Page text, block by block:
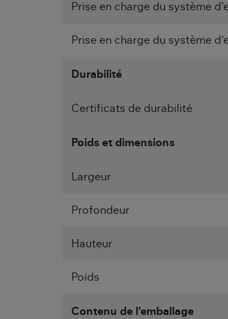
Prise en charge du système
Prise en charge du système
Durabilité
Certificats de durabilité
Poids et dimensions
Largeur
Profondeur
Hauteur
Poids
Contenu de l'emballage